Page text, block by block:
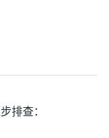
排查：